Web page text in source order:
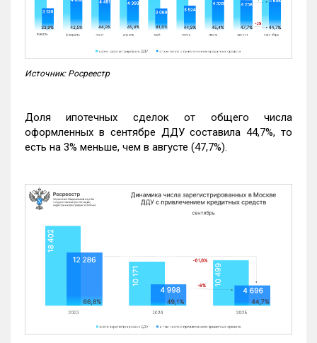
Источник: Росреестр
Доля ипотечных сделок от общего числа
оформленных в сентябре ДДУ составила 44,7%, то
есть на 3% меньше, чем в августе (47,7%).